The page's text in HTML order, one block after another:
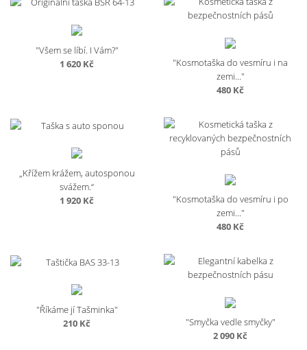
470 Kč
570 Kč
"Všem se líbí. I Vám?"
1 620 Kč
"Kosmotaška do vesmíru i na
zemi..."
480 Kč
„Křížem krážem, autosponou
svážem.“
1 920 Kč
"Kosmotaška do vesmíru i po
zemi..."
480 Kč
"Říkáme jí Tašminka"
210 Kč
"Smyčka vedle smyčky"
2 090 Kč